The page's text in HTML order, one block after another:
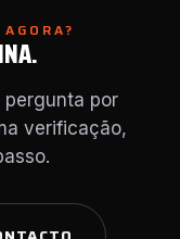
pergunta por
verificação,